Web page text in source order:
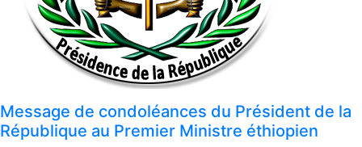
Message de condoléances du Président de la
République au Premier Ministre éthiopien